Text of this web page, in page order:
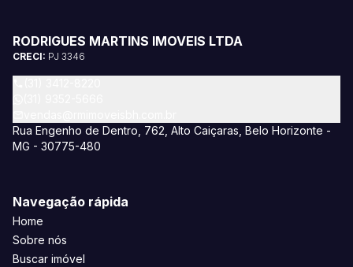
RODRIGUES MARTINS IMOVEIS LTDA
CRECI: PJ 3346
Rua Engenho de Dentro, 762, Alto Caiçaras, Belo Horizonte -
MG - 30775-480
Navegação rápida
Home
Sobre nós
Buscar imóvel